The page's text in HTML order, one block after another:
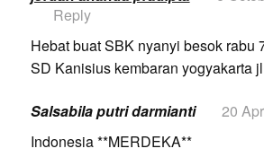
Reply
Hebat buat SBK nyanyi besok rabu
SD Kanisius kembaran yogyakarta jl
Salsabila putri darmianti 20
Indonesia **MERDEKA**